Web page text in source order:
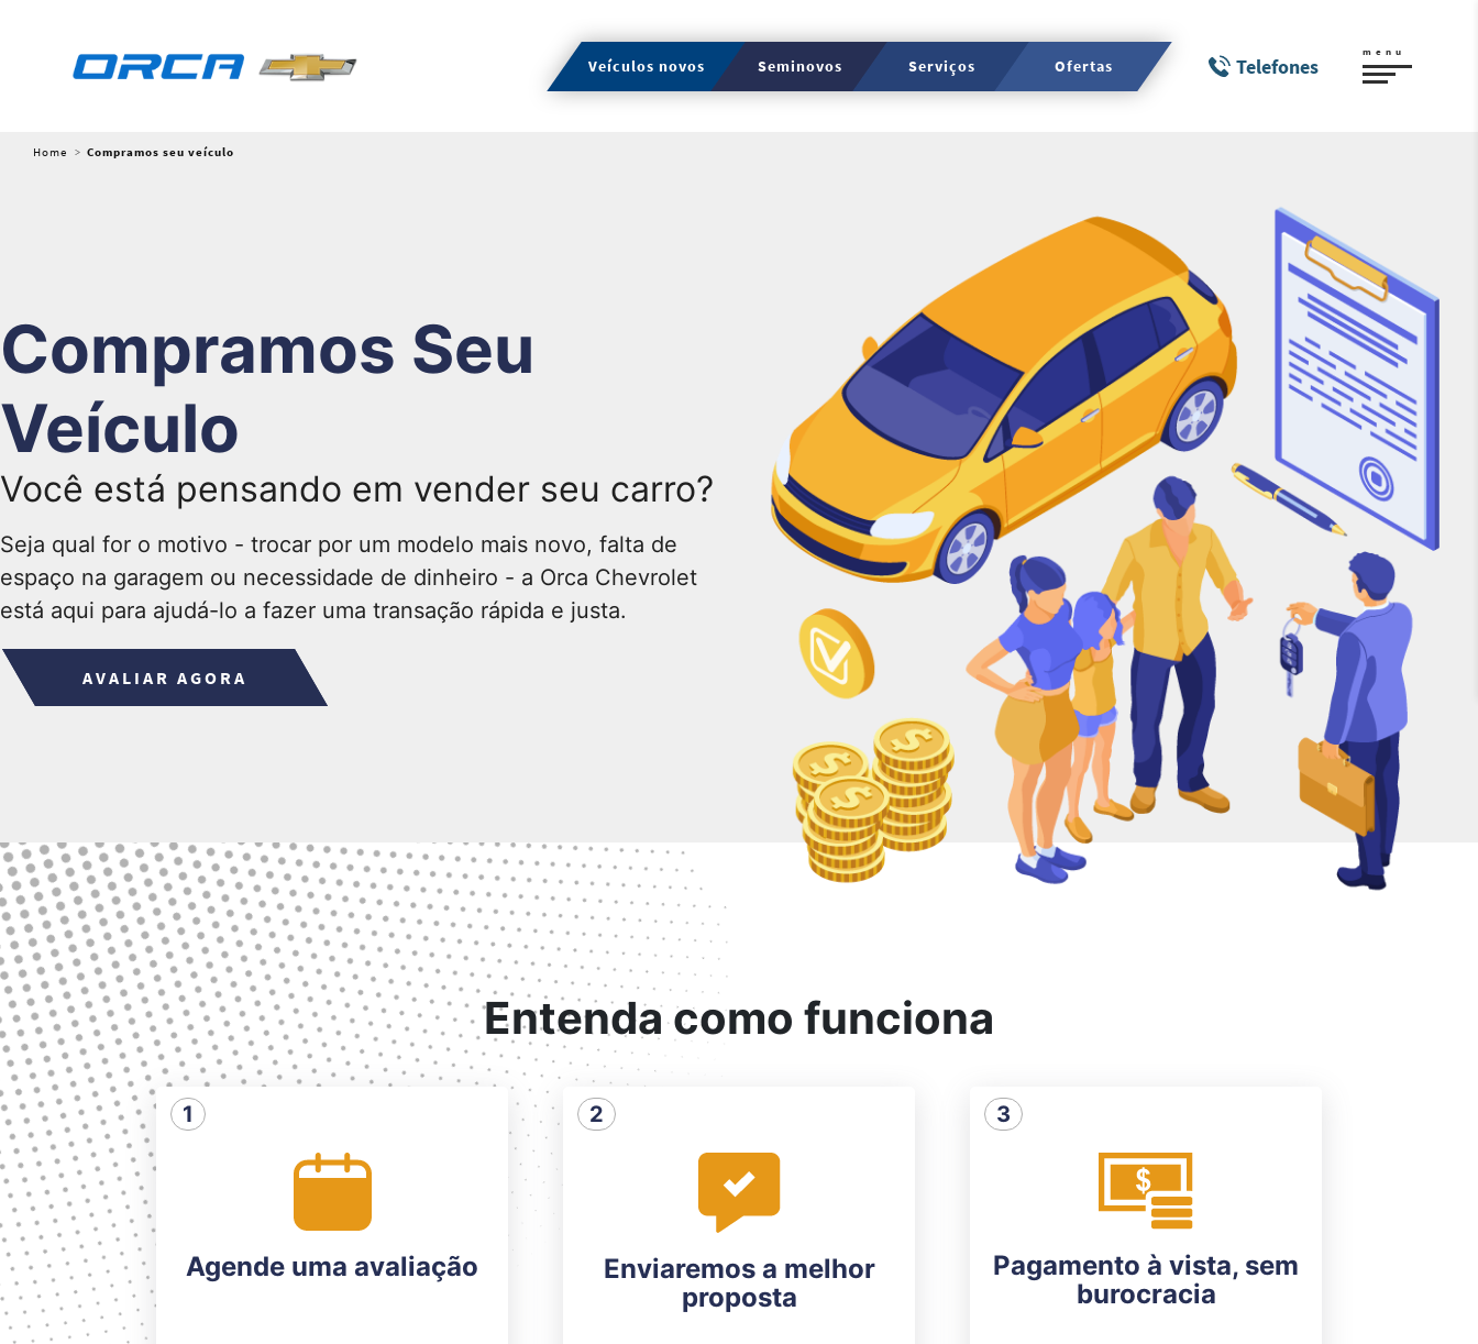
Veículos novos Seminovos Serviços Ofertas Telefones
menu
Home Compramos seu veículo
Compramos Seu
Veículo
Você está pensando em vender seu carro?
Seja qual for o motivo - trocar por um modelo mais novo, falta de
espaço na garagem ou necessidade de dinheiro - a Orca Chevrolet
está aqui para ajudá-lo a fazer uma transação rápida e justa.
AVALIAR AGORA
Entenda como funciona
1
Agende uma avaliação
2
Enviaremos a melhor
proposta
3
Pagamento à vista, sem
burocracia